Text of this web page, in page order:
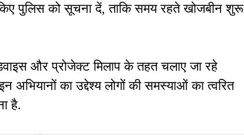
किए पुलिस को सूचना दें, ताकि समय रहते खोजबीन शुरू
और प्रोजेक्ट मिलाप के तहत चलाए जा रहे
अभियानों का उद्देश्य लोगों की समस्याओं का त्वरित
है.